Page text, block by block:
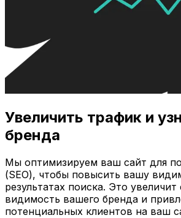
Увеличить трафик и
бренда
Мы оптимизируем ваш сайт для
(SEO), чтобы повысить вашу
результатах поиска. Это
видимость вашего бренда и
потенциальных клиентов на ваш